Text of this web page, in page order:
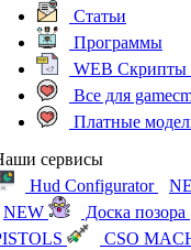
Статьи
Программы
WEB
Все для
Платные
сервисы
Hud Configurator
NEW
Доска позора
CSO